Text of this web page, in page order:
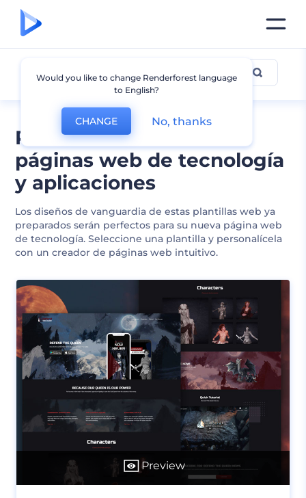
Plantillas modernas de
páginas web de tecnología
y aplicaciones
Los diseños de vanguardia de estas plantillas web ya
preparados serán perfectos para su nueva página web
de tecnología. Seleccione una plantilla y personalícela
con un creador de páginas web intuitivo.
Tecnología y App
Preview
Would you like to change Renderforest language
to English?
CHANGE No, thanks